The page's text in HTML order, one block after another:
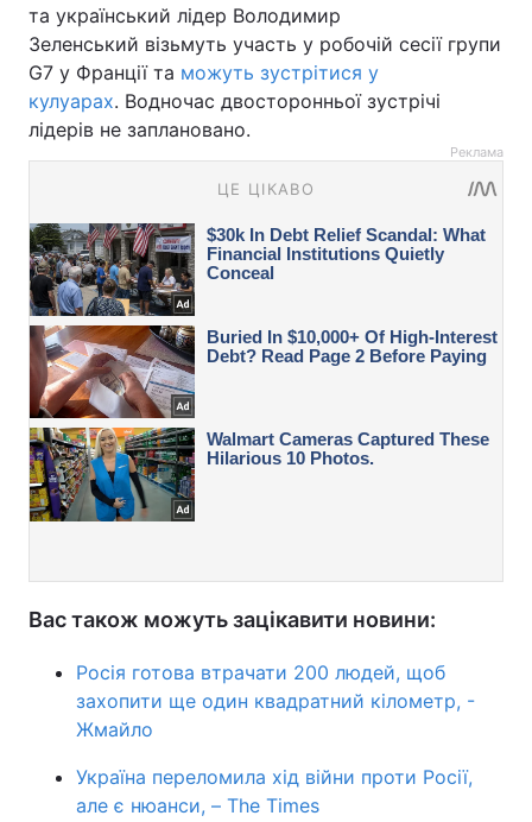
та український лідер Володимир
Зеленський візьмуть участь у робочій сесії групи
G7 у Франції та можуть зустрітися у
кулуарах. Водночас двосторонньої зустрічі
лідерів не заплановано.
Реклама
Вас також можуть зацікавити новини:
Росія готова втрачати 200 людей, щоб
захопити ще один квадратний кілометр, -
Жмайло
Україна переломила хід війни проти Росії,
але є нюанси, – The Times